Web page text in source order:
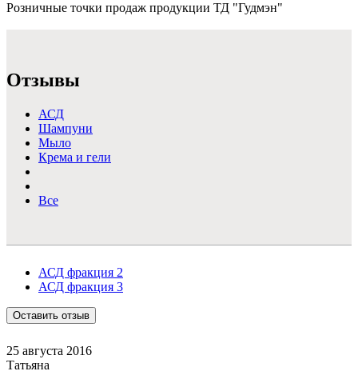
Розничные точки продаж продукции ТД "Гудмэн"
Отзывы
АСД
Шампуни
Мыло
Крема и гели
Все
АСД фракция 2
АСД фракция 3
Оставить отзыв
25 августа 2016
Татьяна